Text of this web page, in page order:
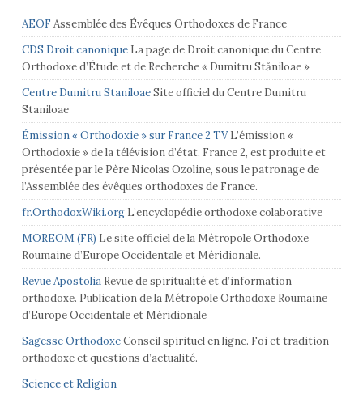
AEOF Assemblée des Évêques Orthodoxes de France
CDS Droit canoniqueLa page de Droit canonique du Centre
Orthodoxe d’Étude et de Recherche « Dumitru Stăniloae »
Centre Dumitru StaniloaeSite officiel du Centre Dumitru
Staniloae
Émission « Orthodoxie » sur France 2 TVL’émission «
Orthodoxie » de la télévision d’état, France 2, est produite et
présentée par le Père Nicolas Ozoline, sous le patronage de
l’Assemblée des évêques orthodoxes de France.
fr.OrthodoxWiki.orgL’encyclopédie orthodoxe colaborative
MOREOM (FR) Le site officiel de la Métropole Orthodoxe
Roumaine d’Europe Occidentale et Méridionale.
Revue ApostoliaRevue de spiritualité et d’information
orthodoxe. Publication de la Métropole Orthodoxe Roumaine
d’Europe Occidentale et Méridionale
Sagesse OrthodoxeConseil spirituel en ligne. Foi et tradition
orthodoxe et questions d’actualité.
Science et Religion